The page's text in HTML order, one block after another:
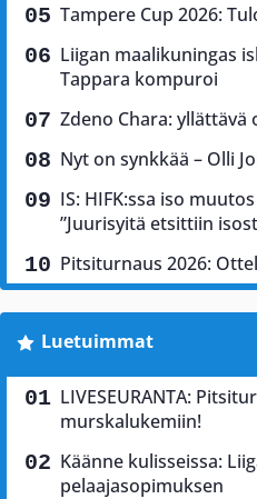
Tampere Cup 2026:
Liigan maalikuningas
Tappara kompuroi
Zdeno Chara:
Nyt on synkkää – Olli
IS: HIFK:ssa iso
”Juurisyitä etsittiin
Pitsiturnaus 2026:
Luetuimmat
LIVESEURANTA:
murskalukemiin!
Käänne kulisseissa:
pelaajasopimuksen